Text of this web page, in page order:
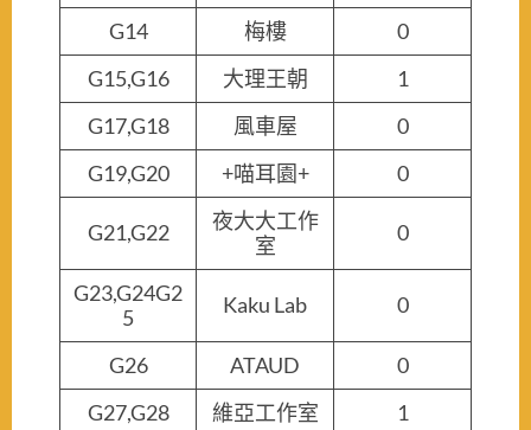
G14
梅樓
0
G15,G16
大理王朝
1
G17,G18
風車屋
0
G19,G20
+喵耳園+ 0
G21,G22
夜大大工作
室
0
G23,G24G2
5
Kaku Lab 0
G26 ATAUD
0
G27,G28
維亞工作室
1